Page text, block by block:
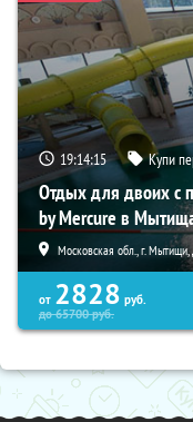
19:14:14 Купи
Отдых для двоих с
by Mercure в
Московская обл., г. Мытищи,
от 2828 руб.
до65700руб.